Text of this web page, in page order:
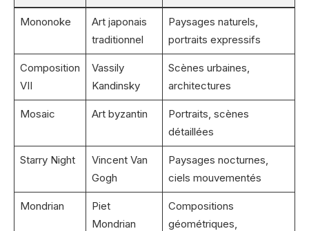
Mononoke
Art japonais
traditionnel
Paysages naturels,
portraits expressifs
Composition
VII
Vassily
Kandinsky
Scènes urbaines,
architectures
Mosaic Art byzantin
Portraits, scènes
détaillées
Starry Night
Vincent Van
Gogh
Paysages nocturnes,
ciels mouvementés
Mondrian
Piet
Mondrian
Compositions
géométriques,